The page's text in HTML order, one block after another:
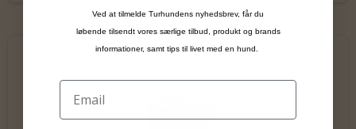
Ved at tilmelde Turhundens nyhedsbrev, får du
løbende tilsendt vores særlige tilbud, produkt og brands
informationer, samt tips til livet med en hund.